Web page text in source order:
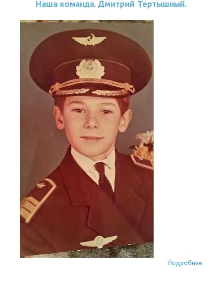
Места катания
Наши Станции
Ветратория.Вьетнам
Ветратория Россия
Ветратория.Египет
Цены
Обучение виндсерфингу
Прокат оборудования
Прокат Винг Фоил
Продажа оборудования
Система скидок
Обучение кайтсерфингу
Контакты
Наша команда. Дмитрий Тертышный.
unnamed.jpg
Подробнее